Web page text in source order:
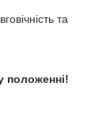
та
положенні!